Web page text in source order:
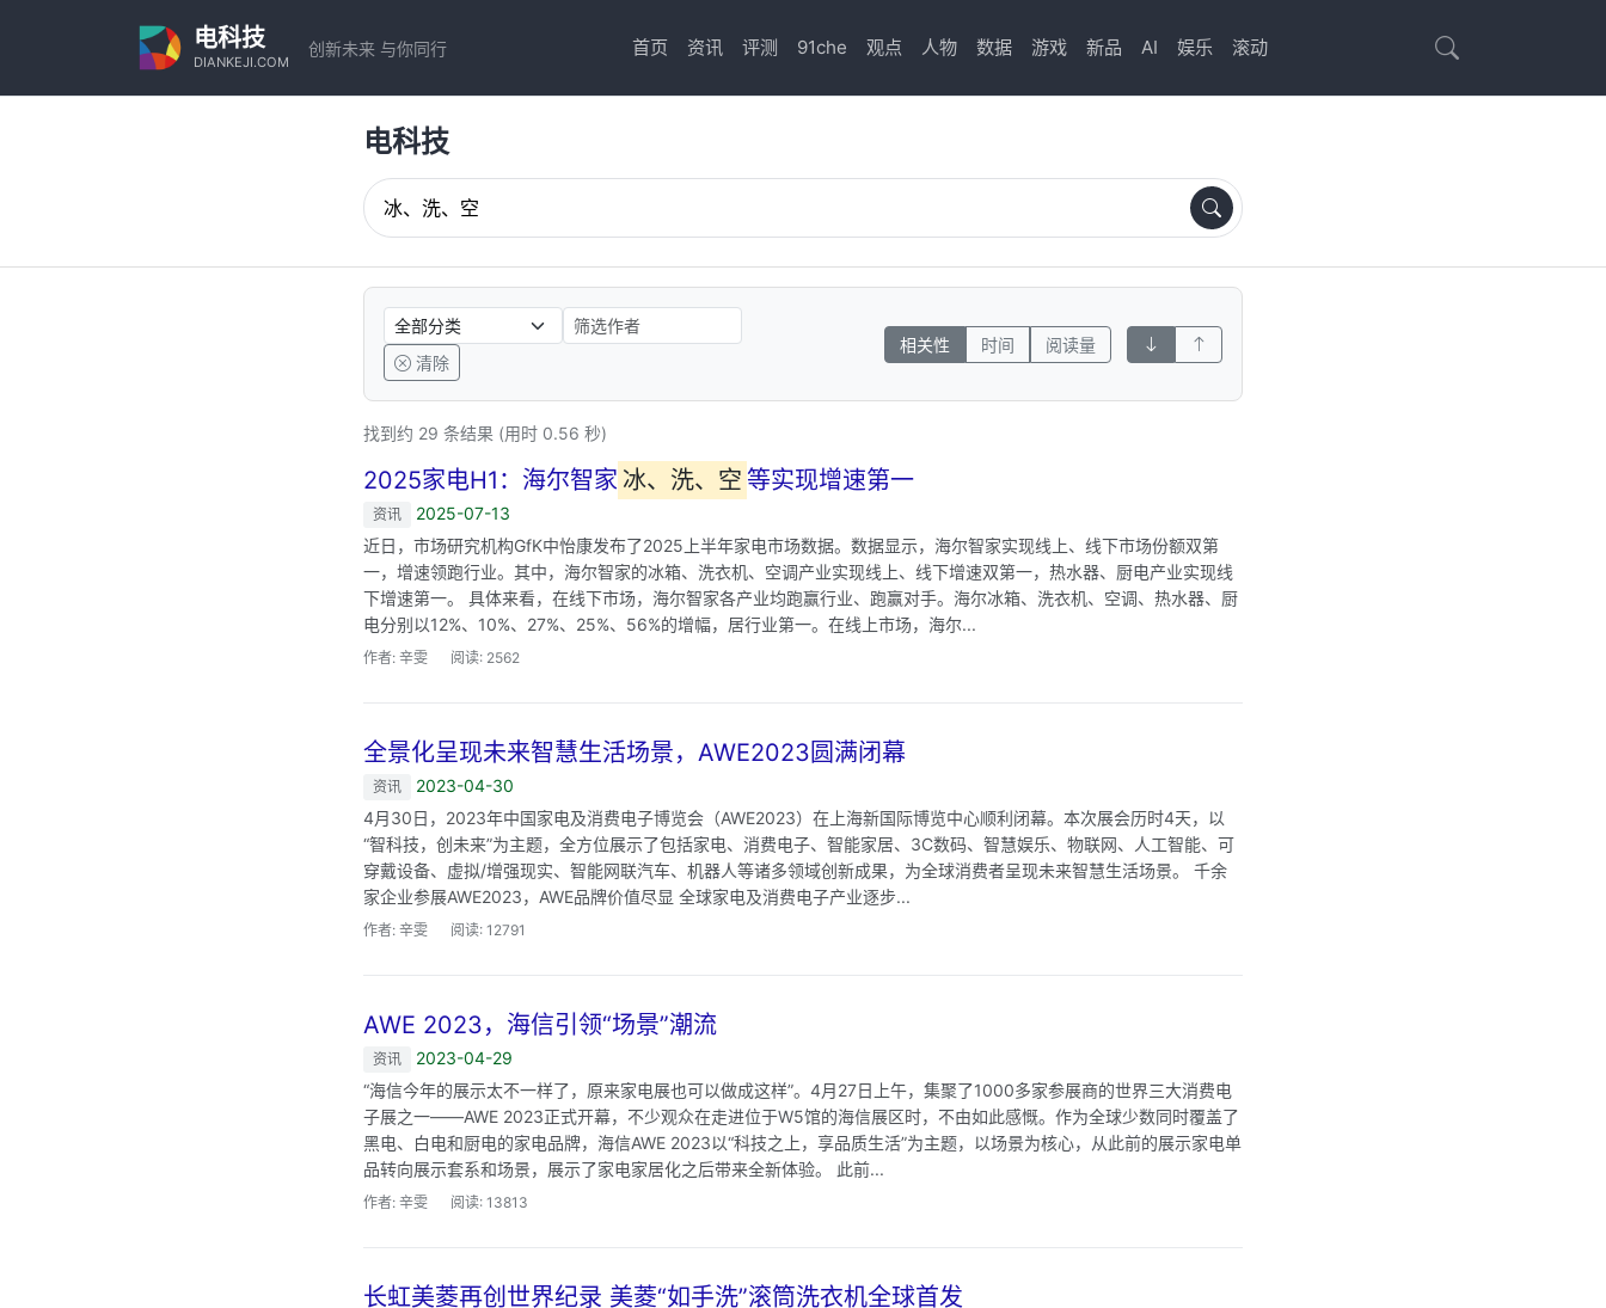
电科技
DIANKEJI.COM
创新未来 与你同行 首页 资讯 评测 91che 观点 人物 数据 游戏 新品 AI 娱乐 滚动
电科技
清除
相关性 时间 阅读量
找到约 29 条结果 (用时 0.56 秒)
2025家电H1：海尔智家 冰、洗、空 等实现增速第一
资讯
2025-07-13
近日，市场研究机构GfK中怡康发布了2025上半年家电市场数据。数据显示，海尔智家实现线上、线下市场份额双第
一，增速领跑行业。其中，海尔智家的冰箱、洗衣机、空调产业实现线上、线下增速双第一，热水器、厨电产业实现线
下增速第一。 具体来看，在线下市场，海尔智家各产业均跑赢行业、跑赢对手。海尔冰箱、洗衣机、空调、热水器、厨
电分别以12%、10%、27%、25%、56%的增幅，居行业第一。在线上市场，海尔...
作者: 辛雯 阅读: 2562
全景化呈现未来智慧生活场景，AWE2023圆满闭幕
资讯
2023-04-30
4月30日，2023年中国家电及消费电子博览会（AWE2023）在上海新国际博览中心顺利闭幕。本次展会历时4天，以
“智科技，创未来”为主题，全方位展示了包括家电、消费电子、智能家居、3C数码、智慧娱乐、物联网、人工智能、可
穿戴设备、虚拟/增强现实、智能网联汽车、机器人等诸多领域创新成果，为全球消费者呈现未来智慧生活场景。 千余
家企业参展AWE2023，AWE品牌价值尽显 全球家电及消费电子产业逐步...
作者: 辛雯 阅读: 12791
AWE 2023，海信引领“场景”潮流
资讯
2023-04-29
“海信今年的展示太不一样了，原来家电展也可以做成这样”。4月27日上午，集聚了1000多家参展商的世界三大消费电
子展之一——AWE 2023正式开幕，不少观众在走进位于W5馆的海信展区时，不由如此感慨。作为全球少数同时覆盖了
黑电、白电和厨电的家电品牌，海信AWE 2023以“科技之上，享品质生活”为主题，以场景为核心，从此前的展示家电单
品转向展示套系和场景，展示了家电家居化之后带来全新体验。 此前...
作者: 辛雯 阅读: 13813
长虹美菱再创世界纪录 美菱“如手洗”滚筒洗衣机全球首发